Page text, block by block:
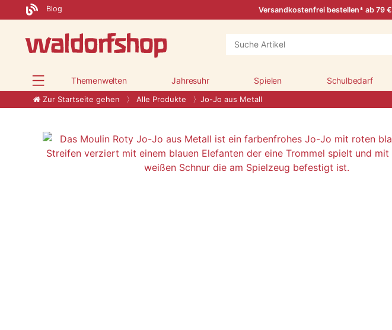
Blog Versandkostenfrei bestellen* ab 79 €
Themenwelten Jahresuhr Spielen Schulbedarf
Zur Startseite gehen Alle Produkte Jo-Jo aus Metall